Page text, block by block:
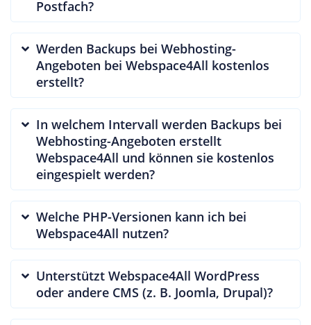
Postfach?
Werden Backups bei Webhosting-
Angeboten bei Webspace4All kostenlos
erstellt?
In welchem Intervall werden Backups bei
Webhosting-Angeboten erstellt
Webspace4All und können sie kostenlos
eingespielt werden?
Welche PHP-Versionen kann ich bei
Webspace4All nutzen?
Unterstützt Webspace4All WordPress
oder andere CMS (z. B. Joomla, Drupal)?